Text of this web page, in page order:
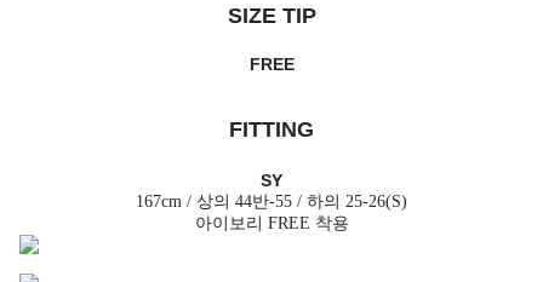
SIZE TIP
FREE
FITTING
SY
167cm / 상의 44반-55 / 하의 25-26(S)
아이보리 FREE 착용